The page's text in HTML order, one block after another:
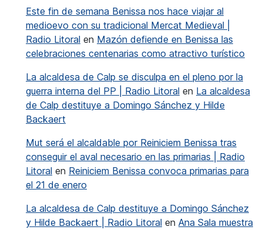
Este fin de semana Benissa nos hace viajar al
medioevo con su tradicional Mercat Medieval |
Radio Litoral en Mazón defiende en Benissa las
celebraciones centenarias como atractivo turístico
La alcaldesa de Calp se disculpa en el pleno por la
guerra interna del PP | Radio Litoral en La alcaldesa
de Calp destituye a Domingo Sánchez y Hilde
Backaert
Mut será el alcaldable por Reiniciem Benissa tras
conseguir el aval necesario en las primarias | Radio
Litoral en Reiniciem Benissa convoca primarias para
el 21 de enero
La alcaldesa de Calp destituye a Domingo Sánchez
y Hilde Backaert | Radio Litoral en Ana Sala muestra